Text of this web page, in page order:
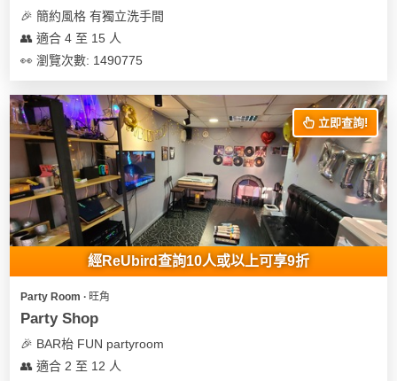
🎉 簡約風格 有獨立洗手間
👥 適合 4 至 15 人
👀 瀏覽次數: 1490775
立即查詢!
經ReUbird查詢10人或以上可享9折
Party Room ∙ 旺角
Party Shop
🎉 BAR枱 FUN partyroom
👥 適合 2 至 12 人